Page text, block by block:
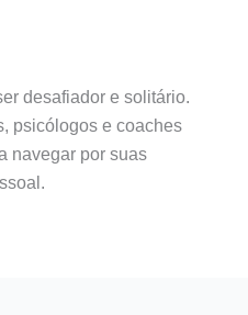
desafiador e solitário.
psicólogos e coaches
navegar por suas